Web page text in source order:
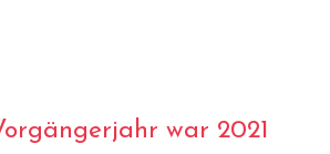
war 2021